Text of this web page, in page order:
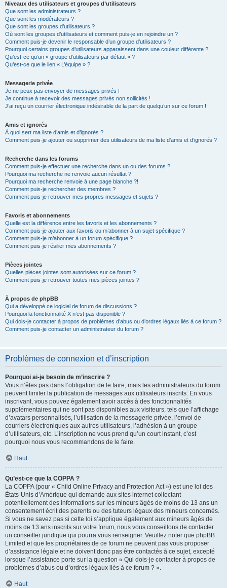
Niveaux des utilisateurs et groupes d’utilisateurs
Que sont les administrateurs ?
Que sont les modérateurs ?
Que sont les groupes d’utilisateurs ?
Où sont les groupes d’utilisateurs et comment puis-je en rejoindre un ?
Comment puis-je devenir le responsable d’un groupe d’utilisateurs ?
Pourquoi certains groupes d’utilisateurs apparaissent dans une couleur différente ?
Qu’est-ce qu’un « groupe d’utilisateurs par défaut » ?
Qu’est-ce que le lien « L’équipe » ?
Messagerie privée
Je ne peux pas envoyer de messages privés !
Je continue à recevoir des messages privés non sollicités !
J’ai reçu un courrier électronique indésirable de la part de quelqu’un sur ce forum !
Amis et ignorés
À quoi sert ma liste d’amis et d’ignorés ?
Comment puis-je ajouter ou supprimer des utilisateurs de ma liste d’amis et d’ignorés ?
Recherche dans les forums
Comment puis-je effectuer une recherche dans un ou des forums ?
Pourquoi ma recherche ne renvoie aucun résultat ?
Pourquoi ma recherche renvoie à une page blanche ?!
Comment puis-je rechercher des membres ?
Comment puis-je retrouver mes propres messages et sujets ?
Favoris et abonnements
Quelle est la différence entre les favoris et les abonnements ?
Comment puis-je ajouter aux favoris ou m’abonner à un sujet spécifique ?
Comment puis-je m’abonner à un forum spécifique ?
Comment puis-je résilier mes abonnements ?
Pièces jointes
Quelles pièces jointes sont autorisées sur ce forum ?
Comment puis-je retrouver toutes mes pièces jointes ?
À propos de phpBB
Qui a développé ce logiciel de forum de discussions ?
Pourquoi la fonctionnalité X n’est pas disponible ?
Qui dois-je contacter à propos de problèmes d’abus ou d’ordres légaux liés à ce forum ?
Comment puis-je contacter un administrateur du forum ?
Problèmes de connexion et d’inscription
Pourquoi ai-je besoin de m’inscrire ?
Vous n’êtes pas dans l’obligation de le faire, mais les administrateurs du forum
peuvent limiter la publication de messages aux utilisateurs inscrits. En vous
inscrivant, vous pouvez également avoir accès à des fonctionnalités
supplémentaires qui ne sont pas disponibles aux visiteurs, tels que l’affichage
d’avatars personnalisés, l’utilisation de la messagerie privée, l’envoi de
courriers électroniques aux autres utilisateurs, l’adhésion à un groupe
d’utilisateurs, etc. L’inscription ne vous prend qu’un court instant, c’est
pourquoi nous vous recommandons de le faire.
Haut
Qu’est-ce que la COPPA ?
La COPPA (pour « Child Online Privacy and Protection Act ») est une loi des
États-Unis d’Amérique qui demande aux sites internet collectant
potentiellement des informations sur les mineurs âgés de moins de 13 ans un
consentement écrit des parents ou des tuteurs légaux des mineurs concernés.
Si vous ne savez pas si cette loi s’applique également aux mineurs âgés de
moins de 13 ans inscrits sur votre forum, nous vous conseillons de contacter
un conseiller juridique qui pourra vous renseigner. Veuillez noter que phpBB
Limited et que les propriétaires de ce forum ne peuvent pas vous proposer
d’assistance légale et ne doivent donc pas être contactés à ce sujet, excepté
lorsque l’assistance porte sur la question « Qui dois-je contacter à propos de
problèmes d’abus ou d’ordres légaux liés à ce forum ? ».
Haut